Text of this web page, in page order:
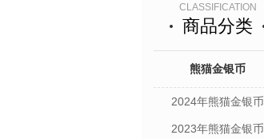
CLASSIFICATION
商品分类
熊猫金银币
2024年熊猫金银币
2023年熊猫金银币